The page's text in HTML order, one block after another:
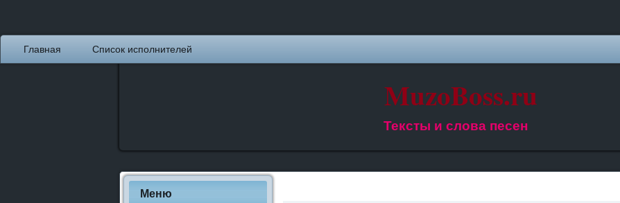
Главная Список исполнителей
MuzoBoss.ru
Тексты и слова песен
Меню